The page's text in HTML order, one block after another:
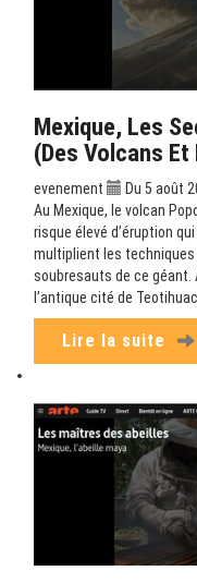
Mexique, Les
(Des Volcans
evenement
Du 5 août
Au Mexique, le volcan
risque élevé d’éruption
multiplient les
soubresauts de ce géant.
l’antique cité de
Lire la suite